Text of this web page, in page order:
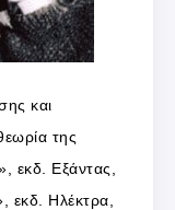
και
της
εκδ. Εξάντας,
εκδ. Ηλέκτρα,